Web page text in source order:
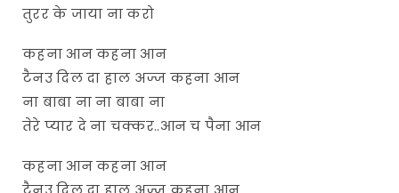
तुरर के जाया ना करो
कहना आन कहना आन
टैनउ दिल दा हाल अज्ज कहना आन
ना बाबा ना ना बाबा ना
तेरे प्यार दे ना चक्कर..आन च पैना आन
कहना आन कहना आन